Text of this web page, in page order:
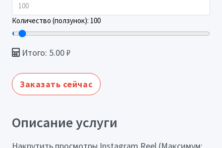
Количество (ползунок): 100
Итого: 5.00₽
Заказать сейчас
Описание услуги